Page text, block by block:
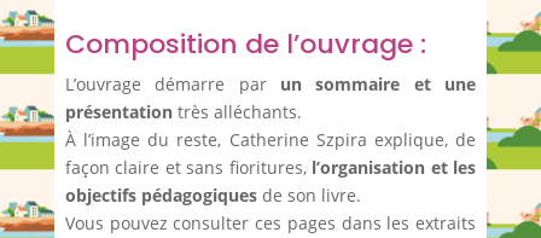
Composition de l’ouvrage :
L’ouvrage démarre par un sommaire et une
présentationtrès alléchants.
À l’image du reste, Catherine Szpira explique, de
façon claire et sans fioritures, l’organisation et les
objectifs pédagogiquesde son livre.
Vous pouvez consulter ces pages dans les extraits